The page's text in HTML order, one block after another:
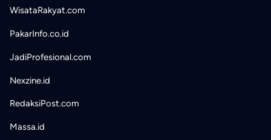
WisataRakyat.com
PakarInfo.co.id
JadiProfesional.com
Nexzine.id
RedaksiPost.com
Massa.id